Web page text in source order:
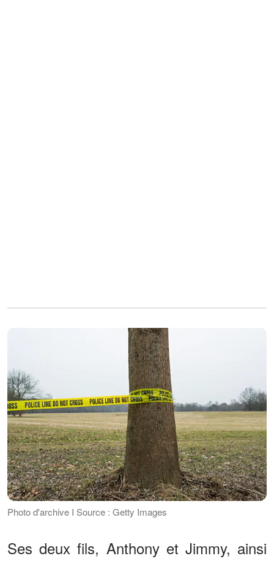
Photo d'archive I Source : Getty Images
Ses deux fils, Anthony et Jimmy, ainsi